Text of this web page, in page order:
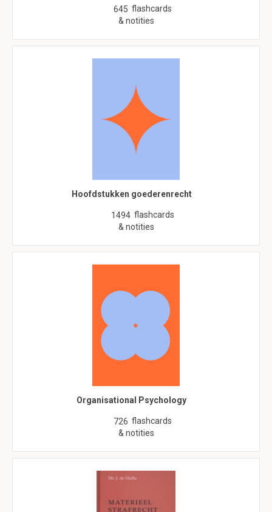
645 flashcards
& notities
Hoofdstukken goederenrecht
1494 flashcards
& notities
Organisational Psychology
726 flashcards
& notities